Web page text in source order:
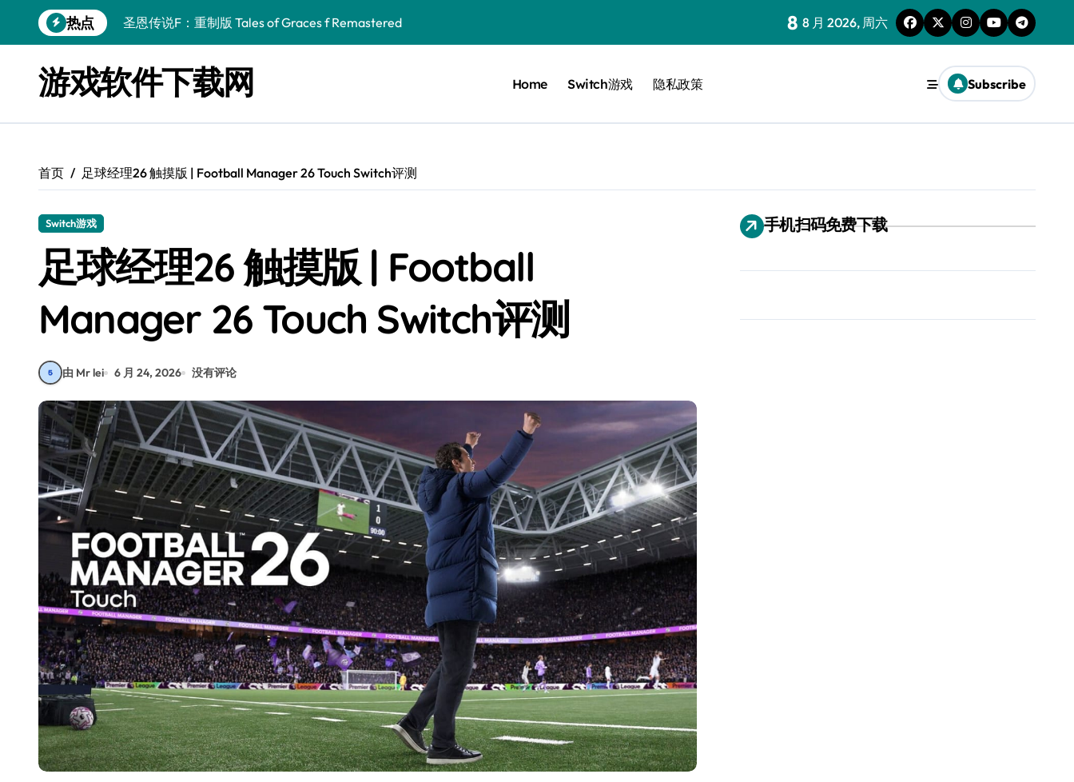
到
热点
圣恩传说F：重制版 Tales of Graces f Remastered
终焉之玛格诺利亚：雾中之花 ENDER MAGNOLIA Bloom in the mist
休闲运动系列：网球 Casual Sport Series Tennis
星球大战前传1：绝地力量之战 Star Wars Episode I Jedi Power Battles
阿瑞亚之旅 Worlds of Aria
阿喀琉斯：传说未竟之谜 Achilles Legends Untold
小镇惊魂：重制版合集 DreadOut Remastered Collection
8 8 月 2026, 周六
游戏软件下载网 Home Switch游戏 隐私政策 Subscribe
首页 足球经理26 触摸版 | Football Manager 26 Touch Switch评测
Switch游戏
足球经理26 触摸版 | Football
Manager 26 Touch Switch评测
由 Mr lei 6 月 24, 2026 没有评论
手机扫码免费下载